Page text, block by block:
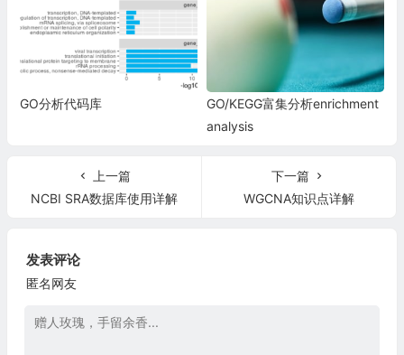
GO分析代码库
GO/KEGG富集分析enrichment
analysis
上一篇
NCBI SRA数据库使用详解
下一篇
WGCNA知识点详解
发表评论
匿名网友